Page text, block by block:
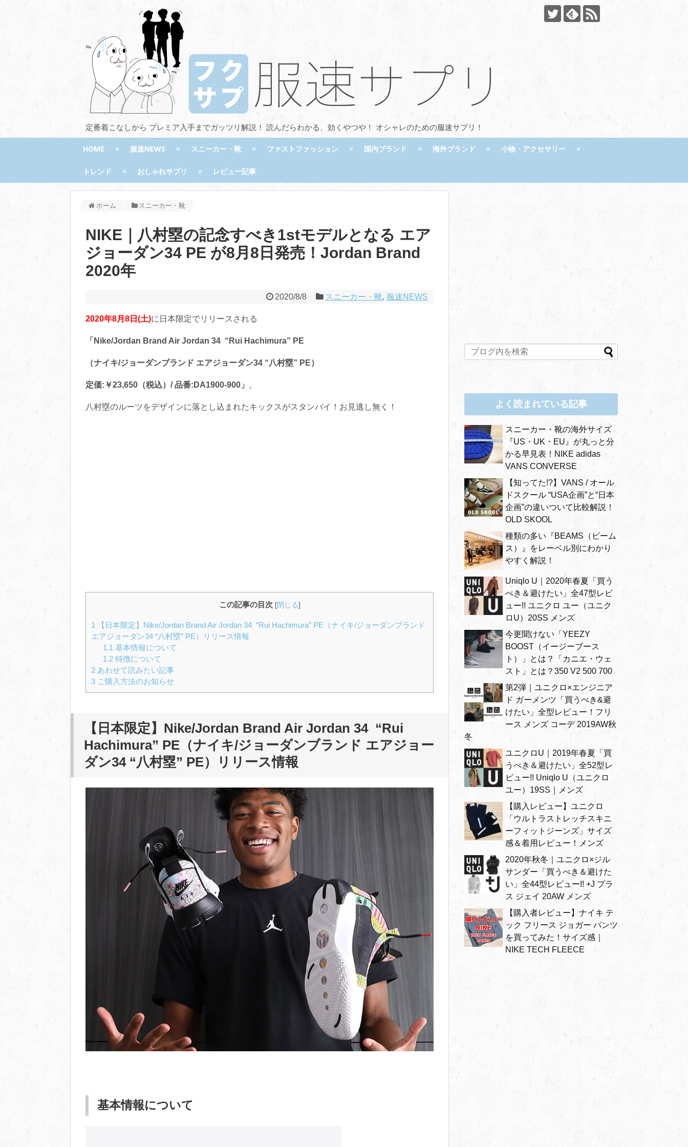
定番着こなしから プレミア入手までガッツリ解説！ 読んだらわかる、効くやつや！ オシャレのための服速サプリ！
HOME 服速NEWS スニーカー・靴 ファストファッション 国内ブランド 海外ブランド 小物・アクセサリー
トレンド おしゃれサプリ レビュー記事
ホーム スニーカー・靴
NIKE｜八村塁の記念すべき1stモデルとなる エア
ジョーダン34 PE が8月8日発売！Jordan Brand
2020年
2020/8/8 スニーカー・靴, 服速NEWS
2020年8月8日(土)に日本限定でリリースされる
「Nike/Jordan Brand Air Jordan 34 “Rui Hachimura” PE
（ナイキ/ジョーダンブランド エアジョーダン34 “八村塁” PE）
定価:￥23,650（税込）/ 品番:DA1900-900」 。
八村塁のルーツをデザインに落とし込まれたキックスがスタンバイ！お見逃し無く！
この記事の目次 [閉じる]
1
【日本限定】Nike/Jordan Brand Air Jordan 34 “Rui Hachimura” PE（ナイキ/ジョーダンブランド
エアジョーダン34 “八村塁” PE）リリース情報
1.1 基本情報について
1.2特徴について
2 あわせて読みたい記事
3 ご購入方法のお知らせ
【日本限定】Nike/Jordan Brand Air Jordan 34 “Rui
Hachimura” PE（ナイキ/ジョーダンブランド エアジョー
ダン34 “八村塁” PE）
リリース情報
基本情報について
よく読まれている記事
スニーカー・靴の海外サイズ
『US・UK・EU』が丸っと分
かる早見表！NIKE adidas
VANS CONVERSE
【知ってた!?】VANS / オール
ドスクール “USA企画”と“日本
企画”の違いついて比較解説！
OLD SKOOL
種類の多い『BEAMS（ビーム
ス）』をレーベル別にわかり
やすく解説！
Uniqlo U｜2020年春夏「買う
べき＆避けたい」全47型レビ
ュー!! ユニクロ ユー（ユニク
ロU）20SS メンズ
今更聞けない「YEEZY
BOOST（イージーブース
ト）」とは？「カニエ・ウェ
スト」とは？350 V2 500 700
第2弾｜ユニクロ×エンジニア
ド ガーメンツ「買うべき&避
けたい」全型レビュー！フリ
ース メンズ コーデ 2019AW秋
冬
ユニクロU｜2019年春夏「買
うべき＆避けたい」全52型レ
ビュー!! Uniqlo U（ユニクロ
ユー）19SS｜メンズ
【購入レビュー】ユニクロ
「ウルトラストレッチスキニ
ーフィットジーンズ」サイズ
感＆着用レビュー！メンズ
2020年秋冬｜ユニクロ×ジル
サンダー「買うべき＆避けた
い」全44型レビュー!! +J プラ
ス ジェイ 20AW メンズ
【購入者レビュー】ナイキ テ
ック フリース ジョガー パンツ
を買ってみた！サイズ感｜
NIKE TECH FLEECE